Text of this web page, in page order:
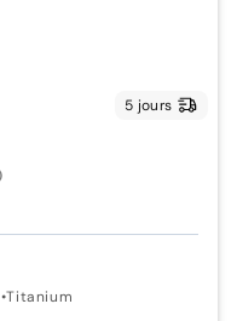
5 jours
•Titanium